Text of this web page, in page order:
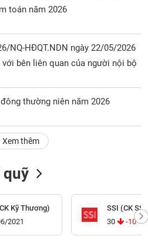
toán năm 2026
NQ-HĐQT.NDN ngày 22/05/2026
bên liên quan của người nội bộ
thường niên năm 2026
Xem thêm
quỹ
Kỹ Thương)
2021
SSI (CK
30
-10